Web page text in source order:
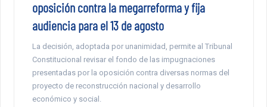
oposición contra la megarreforma y fija
audiencia para el 13 de agosto
La decisión, adoptada por unanimidad, permite al Tribunal
Constitucional revisar el fondo de las impugnaciones
presentadas por la oposición contra diversas normas del
proyecto de reconstrucción nacional y desarrollo
económico y social.